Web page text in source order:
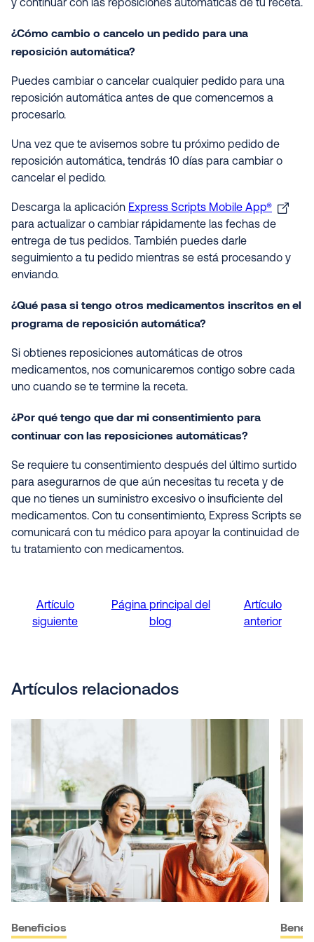
y continuar con las reposiciones automáticas de tu receta.
¿Cómo cambio o cancelo un pedido para una
reposición automática?
Puedes cambiar o cancelar cualquier pedido para una
reposición automática antes de que comencemos a
procesarlo.
Una vez que te avisemos sobre tu próximo pedido de
reposición automática, tendrás 10 días para cambiar o
cancelar el pedido.
Descarga la aplicación Express Scripts Mobile App®
para actualizar o cambiar rápidamente las fechas de
entrega de tus pedidos. También puedes darle
seguimiento a tu pedido mientras se está procesando y
enviando.
¿Qué pasa si tengo otros medicamentos inscritos en el
programa de reposición automática?
Si obtienes reposiciones automáticas de otros
medicamentos, nos comunicaremos contigo sobre cada
uno cuando se te termine la receta.
¿Por qué tengo que dar mi consentimiento para
continuar con las reposiciones automáticas?
Se requiere tu consentimiento después del último surtido
para asegurarnos de que aún necesitas tu receta y de
que no tienes un suministro excesivo o insuficiente del
medicamentos. Con tu consentimiento, Express Scripts se
comunicará con tu médico para apoyar la continuidad de
tu tratamiento con medicamentos.
Artículo
siguiente
Página principal del
blog
Artículo
anterior
Artículos relacionados
Beneficios